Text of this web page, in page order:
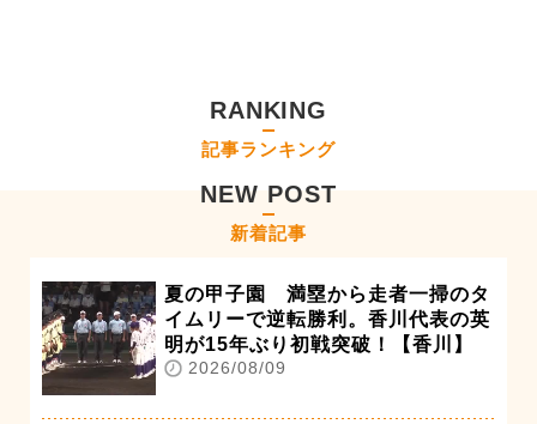
RANKING
記事ランキング
NEW POST
新着記事
夏の甲子園 満塁から走者一掃のタ
イムリーで逆転勝利。香川代表の英
明が15年ぶり初戦突破！【香川】
2026/08/09